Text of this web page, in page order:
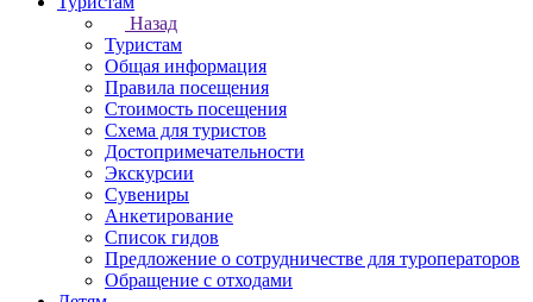
Назад
Туристам
Общая информация
Правила посещения
Стоимость посещения
Схема для туристов
Достопримечательности
Экскурсии
Сувениры
Анкетирование
Список гидов
Предложение о сотрудничестве для туроператоров
Обращение с отходами